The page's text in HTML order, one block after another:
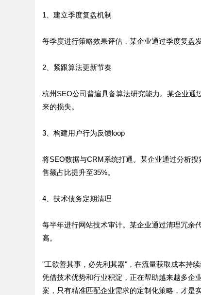
1、建立季度复盘机制
每季度进行策略效果评估，某企业通过季度复盘
2、紧跟算法更新节奏
杭州SEO公司普遍具备算法研究能力。某企业
来的损失。
3、构建用户行为反馈loop
将SEO数据与CRM系统打通。某企业通过分析
售额占比提升至35%。
4、技术债务定期清理
每半年进行网站技术审计。某企业通过清理冗余
高。
"工欲善其事，必先利其器"，在流量获取成本持
凭借技术优势和行业积淀，正在帮助越来越多企
案，只有精准匹配企业需求的定制化策略，才是